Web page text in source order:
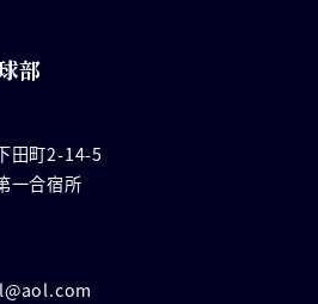
部
田町2-14-5
一合宿所